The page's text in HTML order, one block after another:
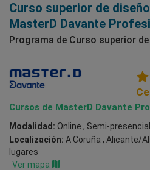
Curso superior de
MasterD Davante
Programa de Curso superior
Cursos de MasterD Davante
Modalidad: Online , Semi-
Localización: A Coruña , Alicante/
lugares
Ver mapa